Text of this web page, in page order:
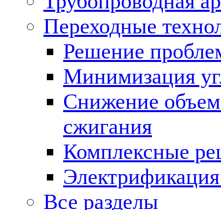
Переходные
Решение
Минимизация
Снижение
сжигания
Комплексные
Все разделы